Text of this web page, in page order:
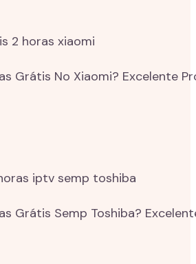
Grátis No Xiaomi? Excelente
Grátis Semp Toshiba?